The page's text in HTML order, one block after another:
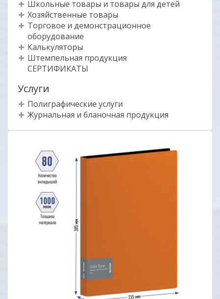
Школьные товары и товары для детей
Хозяйственные товары
Торговое и демонстрационное
оборудование
Калькуляторы
Штемпельная продукция
СЕРТИФИКАТЫ
Услуги
Полиграфические услуги
Журнальная и бланочная продукция